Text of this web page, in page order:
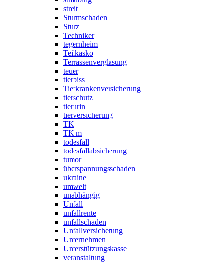
streit
Sturmschaden
Sturz
Techniker
tegernheim
Teilkasko
Terrassenverglasung
teuer
tierbiss
Tierkrankenversicherung
tierschutz
tierurin
tierversicherung
TK
TK m
todesfall
todesfallabsicherung
tumor
überspannungsschaden
ukraine
umwelt
unabhängig
Unfall
unfallrente
unfallschaden
Unfallversicherung
Unternehmen
Unterstützungskasse
veranstaltung